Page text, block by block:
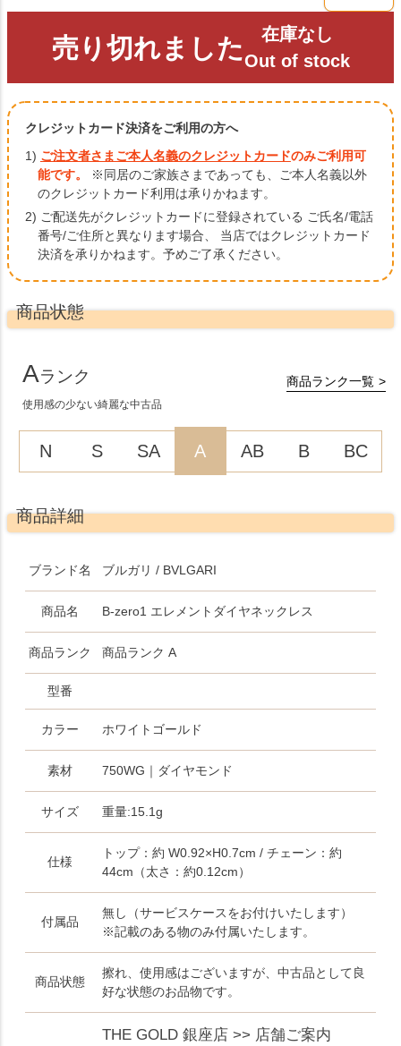
売り切れました
在庫なし
Out of stock
クレジットカード決済をご利用の方へ
1) ご注文者さまご本人名義のクレジットカードのみご利用可
能です。
※同居のご家族さまであっても、ご本人名義以外
のクレジットカード利用は承りかねます。
2) ご配送先がクレジットカードに登録されている ご氏名/電話
番号/ご住所と異なります場合、
当店ではクレジットカード
決済を承りかねます。予めご了承ください。
商品状態
Aランク
使用感の少ない綺麗な中古品
商品ランク一覧
N S SA A AB B BC
商品詳細
ブランド名 ブルガリ / BVLGARI
商品名 B-zero1 エレメントダイヤネックレス
商品ランク 商品ランク A
型番
カラー ホワイトゴールド
素材 750WG｜ダイヤモンド
サイズ 重量:15.1g
仕様
トップ：約 W0.92×H0.7cm / チェーン：約
44cm（太さ：約0.12cm）
付属品
無し（サービスケースをお付けいたします）
※記載のある物のみ付属いたします。
商品状態
擦れ、使用感はございますが、中古品として良
好な状態のお品物です。
THE GOLD 銀座店 >> 店舗ご案内